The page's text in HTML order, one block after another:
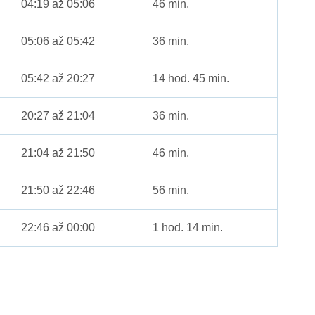
04:19 až 05:06 46 min.
05:06 až 05:42 36 min.
05:42 až 20:27 14 hod. 45 min.
20:27 až 21:04 36 min.
21:04 až 21:50 46 min.
21:50 až 22:46 56 min.
22:46 až 00:00 1 hod. 14 min.